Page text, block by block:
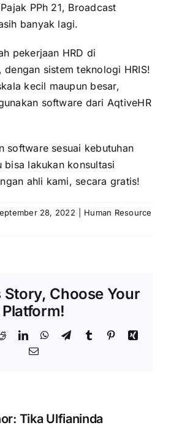
PPh 21, Broadcast
banyak lagi.
pekerjaan HRD di
dengan sistem teknologi HRIS!
kecil maupun besar,
software dari AqtiveHR
software sesuai kebutuhan
bisa lakukan konsultasi
ahli kami, secara gratis!
28, 2022
Human Resource
Perhitungannya
Story, Choose Your
Platform!
RedditLinkedInWhatsApp
TelegramTumblr PinterestXing
Email
Tika Ulfianinda